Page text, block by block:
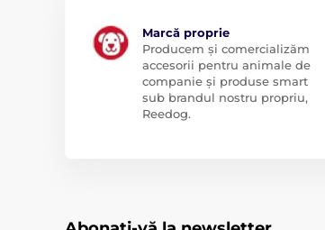
Marcă proprie
Producem și comercializăm
accesorii pentru animale de
companie și produse smart
sub brandul nostru propriu,
Reedog.